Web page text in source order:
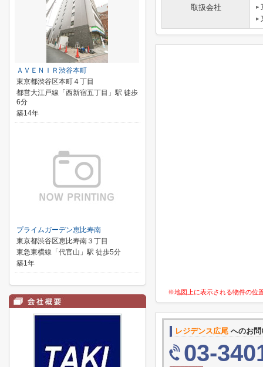
取扱会社
※地図上に表示される物件の位
レジデンス広尾 へのお
03-
ＡＶＥＮＩＲ渋谷本町
東京都渋谷区本町４丁目
都営大江戸線「西新宿五丁目」駅 徒歩
6分
築14年
プライムガーデン恵比寿南
東京都渋谷区恵比寿南３丁目
東急東横線「代官山」駅 徒歩5分
築1年